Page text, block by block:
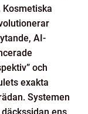
AI-
och
exakta
Systemen